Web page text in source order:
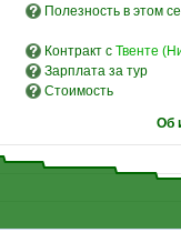
Полезность в этом
Контракт с Твенте
Зарплата за тур
Стоимость
Об